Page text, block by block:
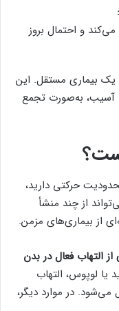
و احتمال بروز
یک بیماری مستقل. این
آسیب، به‌صورت تجمع
حرکتی دارید،
از چند منشأ
از بیماری‌های مزمن.
التهاب فعال در بدن
یا لوپوس، التهاب
در موارد دیگر،